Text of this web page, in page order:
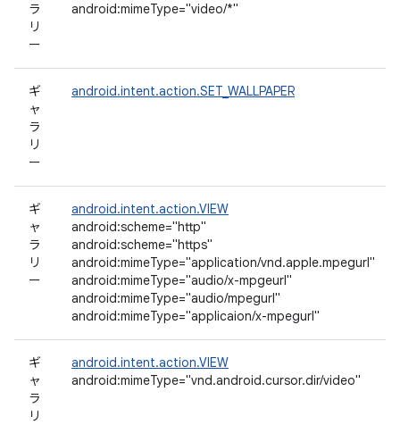
ラ
リ
ー
android:mimeType="video/*"
ギ
ャ
ラ
リ
ー
android.intent.action.SET_WALLPAPER
ギ
ャ
ラ
リ
ー
android.intent.action.VIEW
android:scheme="http"
android:scheme="https"
android:mimeType="application/vnd.apple.mpegurl"
android:mimeType="audio/x-mpgeurl"
android:mimeType="audio/mpegurl"
android:mimeType="applicaion/x-mpegurl"
ギ
ャ
ラ
リ
android.intent.action.VIEW
android:mimeType="vnd.android.cursor.dir/video"